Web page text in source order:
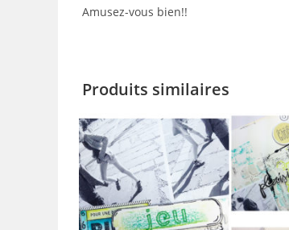
Amusez-vous bien!!
Produits similaires